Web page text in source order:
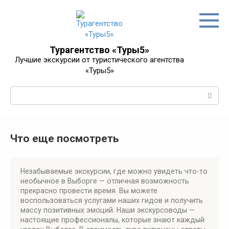
Турагентство «Туры5»
Лучшие экскурсии от туристического агентства
«Туры5»
Что еще посмотреть
Незабываемые экскурсии, где можно увидеть что-то
необычное в Выборге — отличная возможность
прекрасно провести время. Вы можете
воспользоваться услугами наших гидов и получить
массу позитивных эмоций. Наши экскурсоводы —
настоящие профессионалы, которые знают каждый